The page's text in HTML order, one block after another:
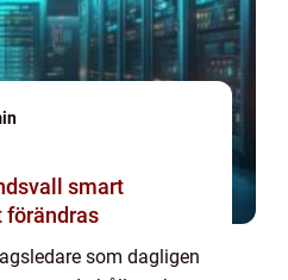
smart
förändras
som dagligen